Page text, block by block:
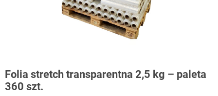
Folia stretch transparentna 2,5 kg – paleta
360 szt.